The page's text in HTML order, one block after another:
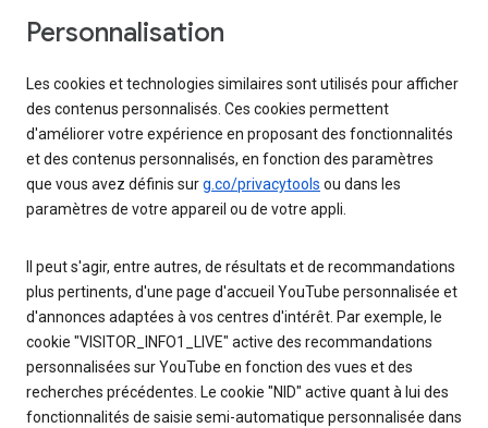
Personnalisation
Les cookies et technologies similaires sont utilisés pour afficher
des contenus personnalisés. Ces cookies permettent
d'améliorer votre expérience en proposant des fonctionnalités
et des contenus personnalisés, en fonction des paramètres
que vous avez définis surg.co/privacytools ou dans les
paramètres de votre appareil ou de votre appli.
Il peut s'agir, entre autres, de résultats et de recommandations
plus pertinents, d'une page d'accueil YouTube personnalisée et
d'annonces adaptées à vos centres d'intérêt. Par exemple, le
cookie "VISITOR_INFO1_LIVE" active des recommandations
personnalisées sur YouTube en fonction des vues et des
recherches précédentes. Le cookie "NID" active quant à lui des
fonctionnalités de saisie semi-automatique personnalisée dans